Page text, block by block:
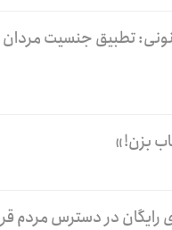
تطبیق جنسیت
بزن!»
در دسترس مردم